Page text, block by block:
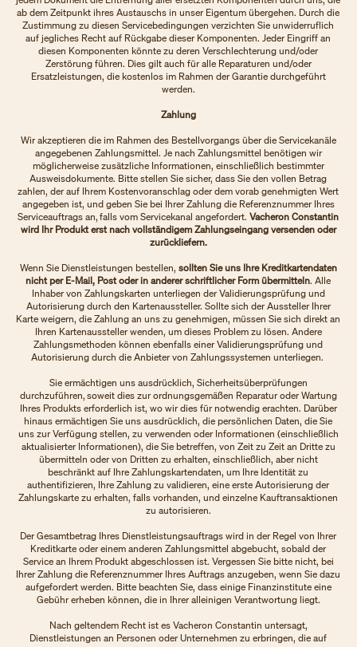
ab dem Zeitpunkt ihres Austauschs in unser Eigentum übergehen. Durch die
Zustimmung zu diesen Servicebedingungen verzichten Sie unwiderruflich
auf jegliches Recht auf Rückgabe dieser Komponenten. Jeder Eingriff an
diesen Komponenten könnte zu deren Verschlechterung und/oder
Zerstörung führen. Dies gilt auch für alle Reparaturen und/oder
Ersatzleistungen, die kostenlos im Rahmen der Garantie durchgeführt
werden.
Zahlung
Wir akzeptieren die im Rahmen des Bestellvorgangs über die Servicekanäle
angegebenen Zahlungsmittel. Je nach Zahlungsmittel benötigen wir
möglicherweise zusätzliche Informationen, einschließlich bestimmter
Ausweisdokumente. Bitte stellen Sie sicher, dass Sie den vollen Betrag
zahlen, der auf Ihrem Kostenvoranschlag oder dem vorab genehmigten Wert
angegeben ist, und geben Sie bei Ihrer Zahlung die Referenznummer Ihres
Serviceauftrags an, falls vom Servicekanal angefordert.Vacheron Constantin
wird Ihr Produkt erst nach vollständigem Zahlungseingang versenden oder
zurückliefern.
Wenn Sie Dienstleistungen bestellen, sollten Sie uns Ihre Kreditkartendaten
nicht per E-Mail, Post oder in anderer schriftlicher Form übermitteln. Alle
Inhaber von Zahlungskarten unterliegen der Validierungsprüfung und
Autorisierung durch den Kartenaussteller. Sollte sich der Aussteller Ihrer
Karte weigern, die Zahlung an uns zu genehmigen, müssen Sie sich direkt an
Ihren Kartenaussteller wenden, um dieses Problem zu lösen. Andere
Zahlungsmethoden können ebenfalls einer Validierungsprüfung und
Autorisierung durch die Anbieter von Zahlungssystemen unterliegen.
Sie ermächtigen uns ausdrücklich, Sicherheitsüberprüfungen
durchzuführen, soweit dies zur ordnungsgemäßen Reparatur oder Wartung
Ihres Produkts erforderlich ist, wo wir dies für notwendig erachten. Darüber
hinaus ermächtigen Sie uns ausdrücklich, die persönlichen Daten, die Sie
uns zur Verfügung stellen, zu verwenden oder Informationen (einschließlich
aktualisierter Informationen), die Sie betreffen, von Zeit zu Zeit an Dritte zu
übermitteln oder von Dritten zu erhalten, einschließlich, aber nicht
beschränkt auf Ihre Zahlungskartendaten, um Ihre Identität zu
authentifizieren, Ihre Zahlung zu validieren, eine erste Autorisierung der
Zahlungskarte zu erhalten, falls vorhanden, und einzelne Kauftransaktionen
zu autorisieren.
Der Gesamtbetrag Ihres Dienstleistungsauftrags wird in der Regel von Ihrer
Kreditkarte oder einem anderen Zahlungsmittel abgebucht, sobald der
Service an Ihrem Produkt abgeschlossen ist. Vergessen Sie bitte nicht, bei
Ihrer Zahlung die Referenznummer Ihres Auftrags anzugeben, wenn Sie dazu
aufgefordert werden. Bitte beachten Sie, dass einige Finanzinstitute eine
Gebühr erheben können, die in Ihrer alleinigen Verantwortung liegt.
Nach geltendem Recht ist es Vacheron Constantin untersagt,
Dienstleistungen an Personen oder Unternehmen zu erbringen, die auf